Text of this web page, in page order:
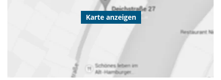
Karte anzeigen